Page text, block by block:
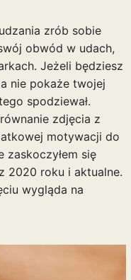
zrób sobie
obwód w udach,
Jeżeli będziesz
nie pokaże twojej
spodziewał.
zdjęcia z
motywacji do
zaskoczyłem się
2020 roku i aktualne.
wygląda na